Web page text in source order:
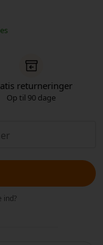
returneringer
Op til 90 dage
ind?